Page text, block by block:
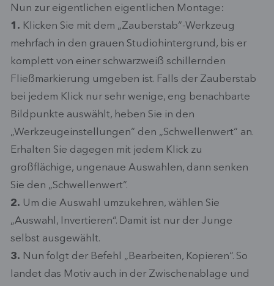
Nun zur eigentlichen eigentlichen Montage:
1. Klicken Sie mit dem „Zauberstab“-Werkzeug
mehrfach in den grauen Studiohintergrund, bis er
komplett von einer schwarzweiß schillernden
Fließmarkierung umgeben ist. Falls der Zauberstab
bei jedem Klick nur sehr wenige, eng benachbarte
Bildpunkte auswählt, heben Sie in den
„Werkzeugeinstellungen“ den „Schwellenwert“ an.
Erhalten Sie dagegen mit jedem Klick zu
großflächige, ungenaue Auswahlen, dann senken
Sie den „Schwellenwert“.
2. Um die Auswahl umzukehren, wählen Sie
„Auswahl, Invertieren“. Damit ist nur der Junge
selbst ausgewählt.
3. Nun folgt der Befehl „Bearbeiten, Kopieren“. So
landet das Motiv auch in der Zwischenablage und